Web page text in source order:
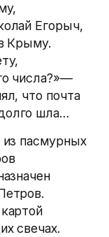
Егорыч,
Крыму.
числа?»—
что почта
шла…
пасмурных
свечах.